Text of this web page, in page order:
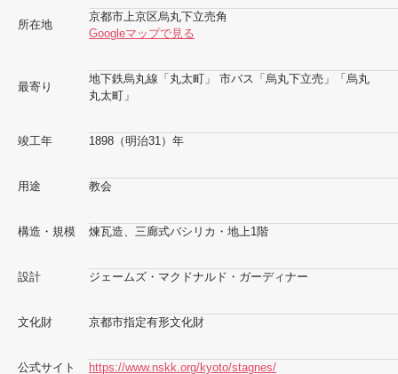
所在地
京都市上京区烏丸下立売角
Googleマップで見る
最寄り
地下鉄烏丸線「丸太町」 市バス「烏丸下立売」「烏丸
丸太町」
竣工年 1898（明治31）年
用途 教会
構造・規模 煉瓦造、三廊式バシリカ・地上1階
設計 ジェームズ・マクドナルド・ガーディナー
文化財 京都市指定有形文化財
公式サイト https://www.nskk.org/kyoto/stagnes/